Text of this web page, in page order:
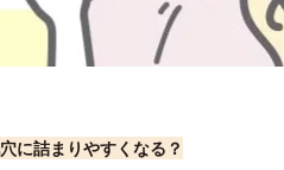
に詰まりやすくなる？